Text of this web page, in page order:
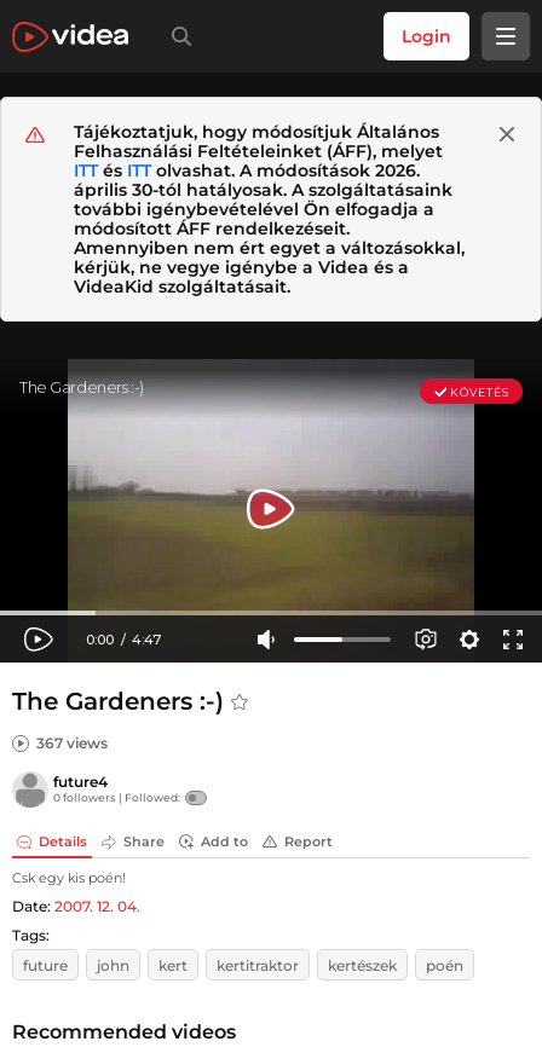
Login
Tájékoztatjuk, hogy módosítjuk Általános
Felhasználási Feltételeinket (ÁFF), melyet
ITTés ITTolvashat. A módosítások 2026.
április 30-tól hatályosak. A szolgáltatásaink
további igénybevételével Ön elfogadja a
módosított ÁFF rendelkezéseit.
Amennyiben nem ért egyet a változásokkal,
kérjük, ne vegye igénybe a Videa és a
VideaKid szolgáltatásait.
The Gardeners :-)
367 views
future4
0 followers | Followed:
Details Share Add to Report
Csk egy kis poén!
Date: 2007. 12. 04.
Tags:
future
john kert kertitraktor kertészek poén
Recommended videos